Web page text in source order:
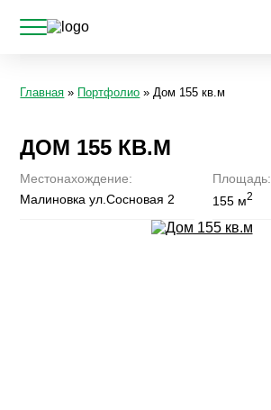
Главная » Портфолио » Дом 155 кв.м
ДОМ 155 КВ.М
Местонахождение:
Малиновка ул.Сосновая 2
Площадь:
155 м2